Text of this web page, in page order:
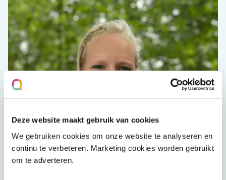
Deze website maakt gebruik van cookies
We gebruiken cookies om onze website te analyseren en
continu te verbeteren. Marketing cookies worden gebruikt
om te adverteren.
Geraldine van Krimpen
GZ-psycholoog